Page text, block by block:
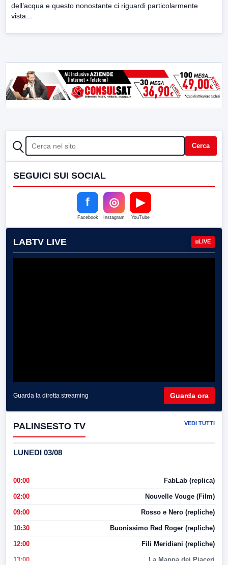
dell’acqua e questo nonostante ci riguardi particolarmente
vista...
CERCA Cerca
SEGUICI SUI SOCIAL
f
Facebook
◎
Instagram
▶
YouTube
LABTV LIVE LIVE
Guarda la diretta streaming Guarda ora
PALINSESTO TV VEDI TUTTI
LUNEDI 03/08
00:00 FabLab (replica)
02:00 Nouvelle Vouge (Film)
09:00 Rosso e Nero (repliche)
10:30 Buonissimo Red Roger (repliche)
12:00 Fili Meridiani (repliche)
13:00 La Mappa dei Piaceri